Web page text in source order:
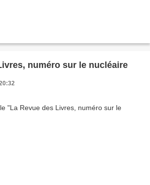
numéro sur le nucléaire